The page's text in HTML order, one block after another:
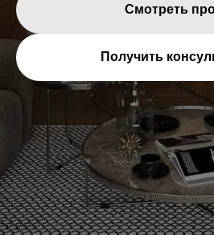
Смотреть
Получить